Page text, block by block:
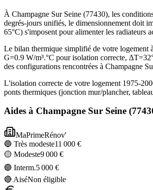
À Champagne Sur Seine (77430), les
degrés-jours unifiés, le dimensionnement doit
65°C) s'imposent pour alimenter les radiateurs
Le bilan thermique simplifié de votre
G=0.9 W/m³.°C pour isolation correcte,
des configurations rencontrées à Champagne
L'isolation correcte de votre logement 1975-
ponts thermiques (jonction mur/plancher,
Aides à Champagne Sur Seine (
MaPrimeRénov'
🔵 Très modeste11 000 €
🟡 Modeste9 000 €
🟣 Interm.5 000 €
🔴 AiséNon éligible